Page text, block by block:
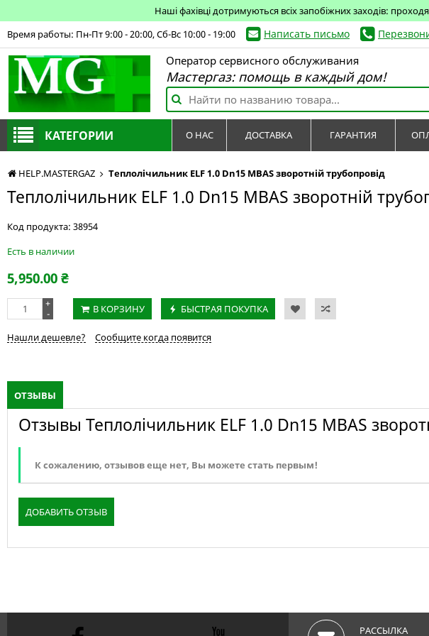
Наші фахівці дотримуються всіх запобіжних заходів:
HELP.MASTERGAZ Теплолічильник ELF 1.0 Dn15 MBAS зворотній трубопровід
Теплолічильник ELF 1.0 Dn15 MBAS зворотній
Код продукта: 38954
Есть в наличии
5,950.00₴
+
-
В КОРЗИНУ БЫСТРАЯ ПОКУПКА
Нашли дешевле? Сообщите когда появится
ОТЗЫВЫ
Отзывы Теплолічильник ELF 1.0 Dn15 MBAS
К сожалению, отзывов еще нет, Вы можете стать первым!
ДОБАВИТЬ ОТЗЫВ
Время работы: Пн-Пт 9:00 - 20:00, Сб-Вс 10:00 - 19:00 Написать письмо
Оператор сервисного обслуживания
Мастергаз: помощь в каждый дом!
КАТЕГОРИИ О НАС ДОСТАВКА ГАРАНТИЯ
РАССЫЛКА